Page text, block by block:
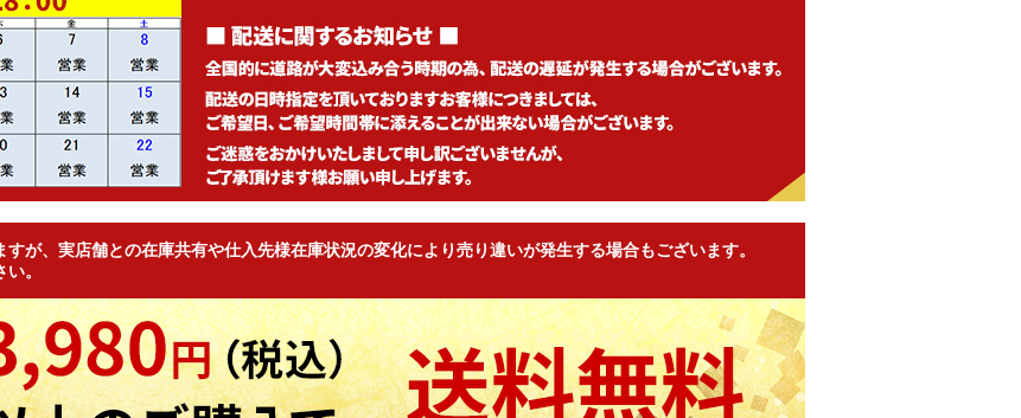
すが、実店舗との在庫共有や仕入先様在庫状況の変化により売り違いが発生する場合もございます。
。